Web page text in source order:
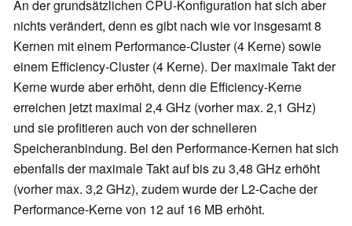
An der grundsätzlichen CPU-Konfiguration hat sich aber
nichts verändert, denn es gibt nach wie vor insgesamt 8
Kernen mit einem Performance-Cluster (4 Kerne) sowie
einem Efficiency-Cluster (4 Kerne). Der maximale Takt der
Kerne wurde aber erhöht, denn die Efficiency-Kerne
erreichen jetzt maximal 2,4 GHz (vorher max. 2,1 GHz)
und sie profitieren auch von der schnelleren
Speicheranbindung. Bei den Performance-Kernen hat sich
ebenfalls der maximale Takt auf bis zu 3,48 GHz erhöht
(vorher max. 3,2 GHz), zudem wurde der L2-Cache der
Performance-Kerne von 12 auf 16 MB erhöht.